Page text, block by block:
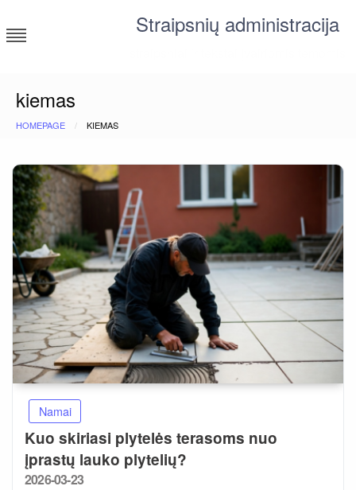
to
content
Straipsnių administracija
kiemas
HOMEPAGE KIEMAS
Namai
Kuo skiriasi plytelės terasoms nuo
įprastų lauko plytelių?
Posted
2026-03-23